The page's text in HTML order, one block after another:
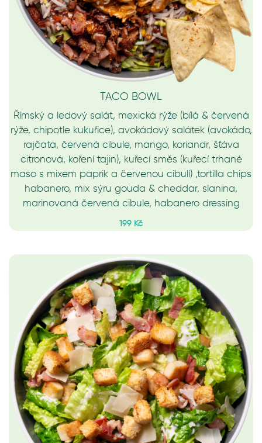
TACO BOWL
Římský a ledový salát, mexická rýže (bílá & červená
rýže, chipotle kukuřice), avokádový salátek (avokádo,
rajčata, červená cibule, mango, koriandr, šťáva
citronová, koření tajin), kuřecí směs (kuřecí trhané
maso s mixem paprik a červenou cibulí) ,tortilla chips
habanero, mix sýru gouda & cheddar, slanina,
marinovaná červená cibule, habanero dressing
199 Kč